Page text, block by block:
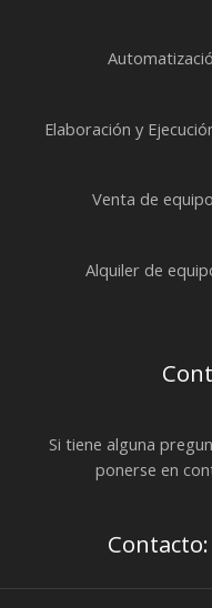
Elaboración y
Venta de
Alquiler de
Si tiene alguna
ponerse en
Contacto: